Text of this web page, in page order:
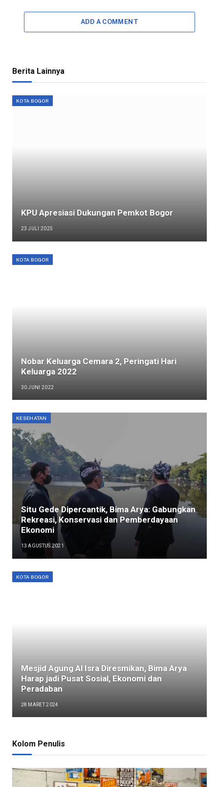
ADD A COMMENT
Berita Lainnya
KOTA BOGOR
KPU Apresiasi Dukungan Pemkot Bogor
23 JULI 2025
KOTA BOGOR
Nobar Keluarga Cemara 2, Peringati Hari
Keluarga 2022
30 JUNI 2022
KESEHATAN
Situ Gede Dipercantik, Bima Arya: Gabungkan
Rekreasi, Konservasi dan Pemberdayaan
Ekonomi
13 AGUSTUS 2021
KOTA BOGOR
Mesjid Agung Al Isra Diresmikan, Bima Arya
Harap jadi Pusat Sosial, Ekonomi dan
Peradaban
28 MARET 2024
Kolom Penulis